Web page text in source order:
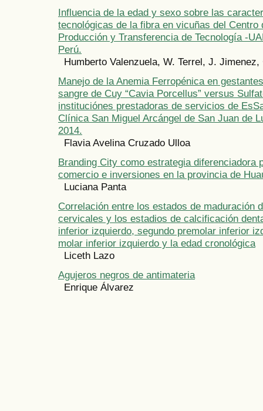
Influencia de la edad y sexo sobre las
tecnológicas de la fibra en vicuñas del Centro
Producción y Transferencia de Tecnología -
Perú.
Humberto Valenzuela, W. Terrel, J. Jimenez,
Manejo de la Anemia Ferropénica en
sangre de Cuy “Cavia Porcellus” versus
instituciónes prestadoras de servicios de
Clínica San Miguel Arcángel de San Juan de
2014.
Flavia Avelina Cruzado Ulloa
Branding City como estrategia diferenciadora
comercio e inversiones en la provincia de
Luciana Panta
Correlación entre los estados de maduración
cervicales y los estadios de calcificación
inferior izquierdo, segundo premolar inferior
molar inferior izquierdo y la edad cronológica
Liceth Lazo
Agujeros negros de antimateria
Enrique Álvarez